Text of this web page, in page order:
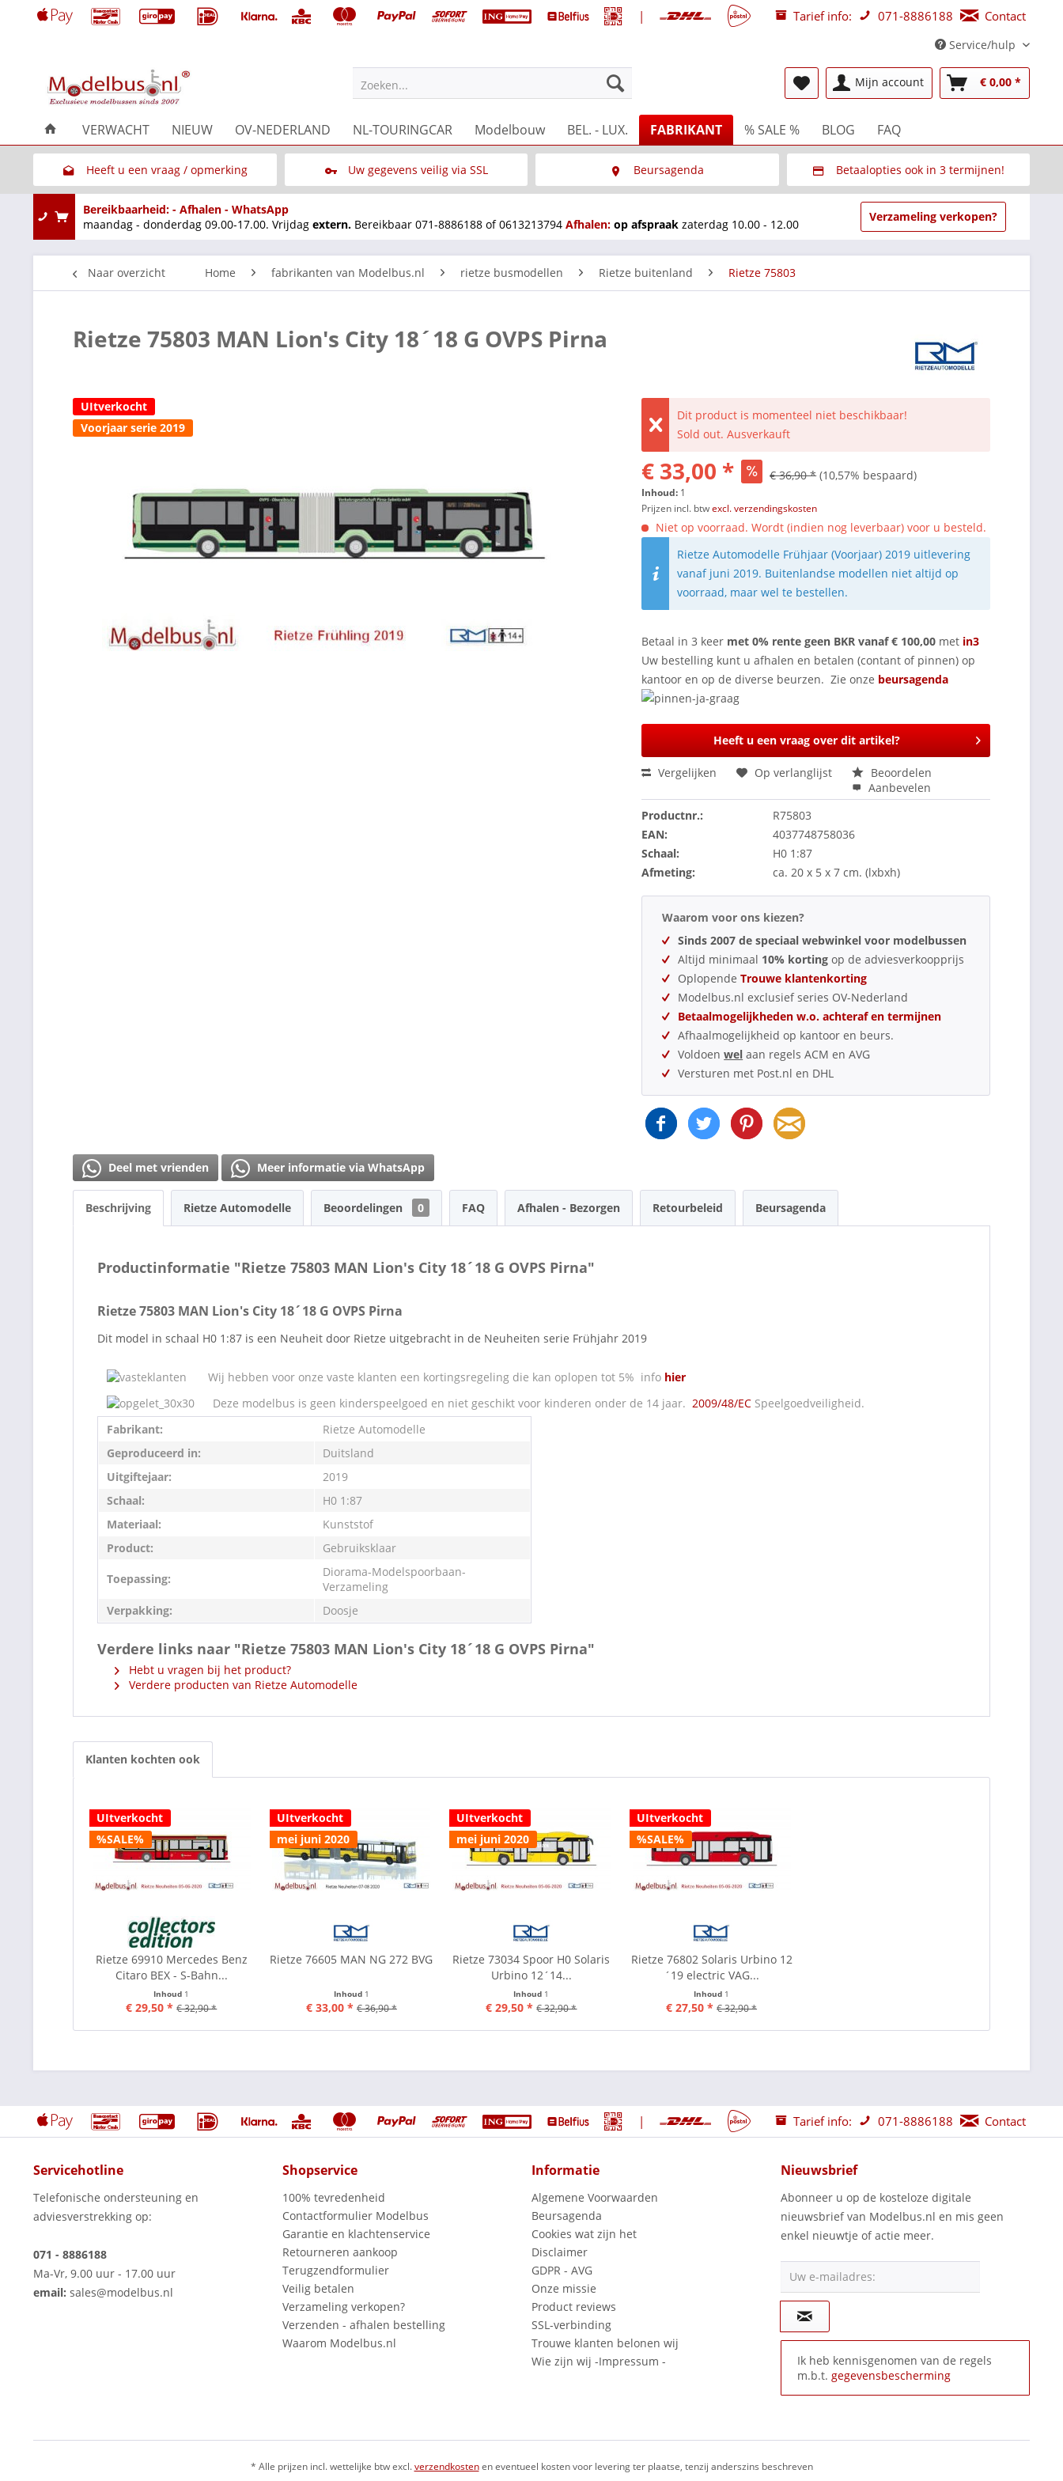
| Tarief info: 071-8886188 Contact
Service/hulp
Zoeken... Mijn account € 0,00 *
VERWACHT NIEUW OV-NEDERLAND NL-TOURINGCAR Modelbouw BEL. - LUX. FABRIKANT % SALE % BLOG FAQ
Heeft u een vraag / opmerking
Link naar het contactformulier
Uw gegevens veilig via SSL Beursagenda Betaalopties ook in 3 termijnen!
Via Multisafepay (veilig via SSL)
Bereikbaarheid: - Afhalen - WhatsApp
maandag - donderdag 09.00-17.00. Vrijdag extern. Bereikbaar 071-8886188 of 0613213794 Afhalen: op afspraak zaterdag 10.00 - 12.00
Verzameling verkopen?
Naar overzicht Home fabrikanten van Modelbus.nl rietze busmodellen Rietze buitenland Rietze 75803
Rietze 75803 MAN Lion's City 18´18 G OVPS Pirna
UItverkocht
Voorjaar serie 2019
Dit product is momenteel niet beschikbaar!
Sold out. Ausverkauft
€ 33,00 * € 36,90 * (10,57% bespaard)
Inhoud: 1
Prijzen incl. btwexcl. verzendingskosten
Niet op voorraad. Wordt (indien nog leverbaar) voor u besteld.
Rietze Automodelle Frühjaar (Voorjaar) 2019 uitlevering
vanaf juni 2019. Buitenlandse modellen niet altijd op
voorraad, maar wel te bestellen.
Betaal in 3 keer met 0% rente geen BKR vanaf € 100,00 met in3
Uw bestelling kunt u afhalen en betalen (contant of pinnen) op
kantoor en op de diverse beurzen. Zie onze beursagenda
Heeft u een vraag over dit artikel?
Vergelijken Op verlanglijst
Beoordelen
Aanbevelen
Productnr.:
R75803
EAN:
4037748758036
Schaal:
H0 1:87
Afmeting:
ca. 20 x 5 x 7 cm. (lxbxh)
Waarom voor ons kiezen?
Sinds 2007 de speciaal webwinkel voor modelbussen
Altijd minimaal 10% kortingop de adviesverkoopprijs
OplopendeTrouwe klantenkorting
Modelbus.nl exclusief series OV-Nederland
Betaalmogelijkheden w.o. achteraf en termijnen
Afhaalmogelijkheid op kantoor en beurs.
Voldoenwel aan regels ACM en AVG
Versturen met Post.nl en DHL
Deel met vrienden Meer informatie via WhatsApp
Beschrijving Rietze Automodelle Beoordelingen 0 FAQ Afhalen - Bezorgen Retourbeleid Beursagenda
Productinformatie "Rietze 75803 MAN Lion's City 18´18 G OVPS Pirna"
Rietze 75803 MAN Lion's City 18´18 G OVPS Pirna
Dit model in schaal H0 1:87 is een Neuheit door Rietze uitgebracht in de Neuheiten serie Frühjahr 2019
Wij hebben voor onze vaste klanten een kortingsregeling die kan oplopen tot 5% info hier
Deze modelbus is geen kinderspeelgoed en niet geschikt voor kinderen onder de 14 jaar. 2009/48/EC Speelgoedveiligheid.
Fabrikant:
Rietze Automodelle
Geproduceerd in:
Duitsland
Uitgiftejaar:
2019
Schaal:
H0 1:87
Materiaal:
Kunststof
Product:
Gebruiksklaar
Toepassing:
Diorama-Modelspoorbaan-
Verzameling
Verpakking:
Doosje
Verdere links naar "Rietze 75803 MAN Lion's City 18´18 G OVPS Pirna"
Hebt u vragen bij het product?
Verdere producten van Rietze Automodelle
Klanten kochten ook
UItverkocht
%SALE%
Rietze 69910 Mercedes Benz
Citaro BEX - S-Bahn...
Inhoud 1
€ 29,50 * € 32,90 *
UItverkocht
mei juni 2020
Rietze 76605 MAN NG 272 BVG
Inhoud 1
€ 33,00 * € 36,90 *
UItverkocht
mei juni 2020
Rietze 73034 Spoor H0 Solaris
Urbino 12´14...
Inhoud 1
€ 29,50 * € 32,90 *
UItverkocht
%SALE%
Rietze 76802 Solaris Urbino 12
´19 electric VAG...
Inhoud 1
€ 27,50 * € 32,90 *
| Tarief info: 071-8886188 Contact
Servicehotline
Telefonische ondersteuning en
adviesverstrekking op:
071 - 8886188
Ma-Vr, 9.00 uur - 17.00 uur
email: sales@modelbus.nl
Shopservice
100% tevredenheid
Contactformulier Modelbus
Garantie en klachtenservice
Retourneren aankoop
Terugzendformulier
Veilig betalen
Verzameling verkopen?
Verzenden - afhalen bestelling
Waarom Modelbus.nl
Informatie
Algemene Voorwaarden
Beursagenda
Cookies wat zijn het
Disclaimer
GDPR - AVG
Onze missie
Product reviews
SSL-verbinding
Trouwe klanten belonen wij
Wie zijn wij -Impressum -
Nieuwsbrief
Abonneer u op de kosteloze digitale
nieuwsbrief van Modelbus.nl en mis geen
enkel nieuwtje of actie meer.
Uw e-mailadres:
Ik heb kennisgenomen van de regels
m.b.t. gegevensbescherming
* Alle prijzen incl. wettelijke btw excl.verzendkostenen eventueel kosten voor levering ter plaatse, tenzij anderszins beschreven